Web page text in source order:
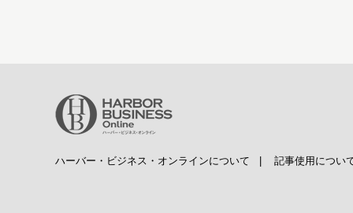
ハーバー・ビジネス・オンラインについて 記事使用につい